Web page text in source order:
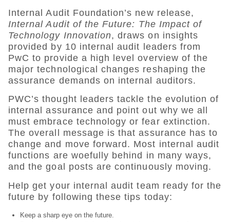
Internal Audit Foundation’s new release,
Internal Audit of the Future: The Impact of
Technology Innovation, draws on insights
provided by 10 internal audit leaders from
PwC to provide a high level overview of the
major technological changes reshaping the
assurance demands on internal auditors.
PWC’s thought leaders tackle the evolution of
internal assurance and point out why we all
must embrace technology or fear extinction.
The overall message is that assurance has to
change and move forward. Most internal audit
functions are woefully behind in many ways,
and the goal posts are continuously moving.
Help get your internal audit team ready for the
future by following these tips today:
Keep a sharp eye on the future.